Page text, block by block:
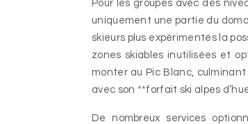
Pour les groupes avec des
uniquement une partie du
skieurs plus expérimentés la
zones skiables inutilisées et
monter au Pic Blanc,
avec son **forfait ski alpes
De nombreux services